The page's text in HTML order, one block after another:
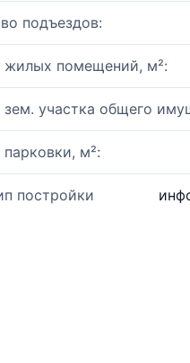
подъездов:
помещений, м²:
участка общего
м²:
постройки